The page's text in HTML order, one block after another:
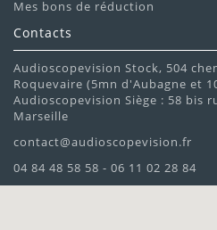
Mes bons de réduction
Contacts
Audioscopevision Stock, 504
Roquevaire (5mn d'Aubagne et
Audioscopevision Siège : 58 bis
Marseille
contact@audioscopevision.fr
04 84 48 58 58 - 06 11 02 28 84